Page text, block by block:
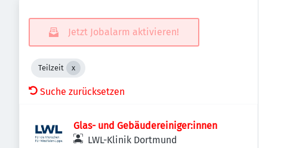
Jetzt Jobalarm aktivieren!
Teilzeit
Suche zurücksetzen
Glas- und Gebäudereiniger:innen
LWL-Klinik Dortmund